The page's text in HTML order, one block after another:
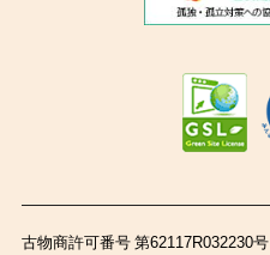
古物商許可番号 第62117R032230号